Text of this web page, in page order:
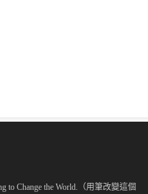
to Change the World.（用筆改變這個